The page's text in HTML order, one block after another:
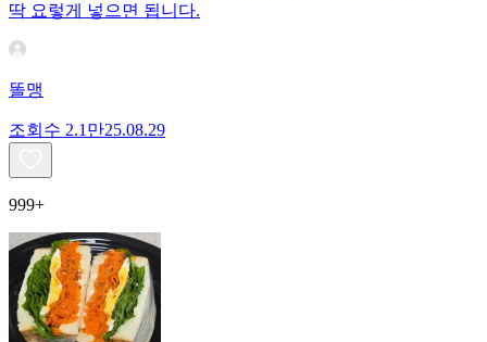
딱 요렇게 넣으면 됩니다.
똘맹
조회수 2.1만25.08.29
999+